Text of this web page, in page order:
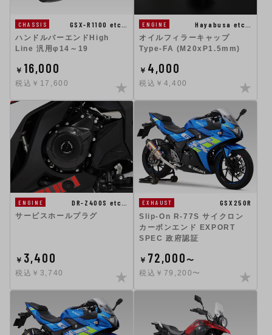
CHASSIS
GSX-R1100 etc…
ハンドルバーエンドHigh
Line 汎用φ14～19
￥ 16,000
税込￥17,600
ENGINE
Hayabusa etc…
オイルフィラーキャップ
Type-FA (M20xP1.5mm)
￥ 4,000
税込￥4,400
ENGINE
DR-Z400S etc…
サービスホールプラグ
￥ 3,400
税込￥3,740
EXHAUST
GSX250R
Slip-On R-77S サイクロン
カーボンエンド EXPORT
SPEC 政府認証
￥ 72,000〜
税込￥79,200〜